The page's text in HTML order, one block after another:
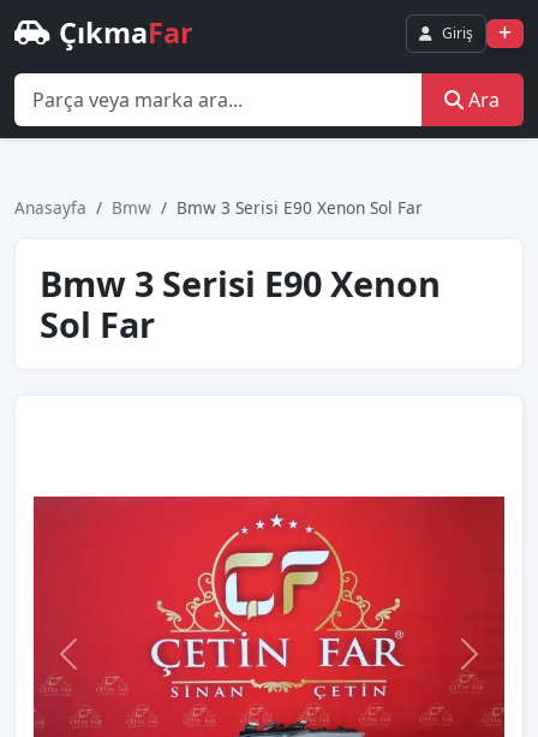
ÇıkmaFar Giriş
Ara
Anasayfa Bmw Bmw 3 Serisi E90 Xenon Sol Far
Bmw 3 Serisi E90 Xenon
Sol Far